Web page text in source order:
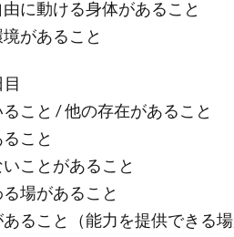
由に動ける身体があること
があること
ること / 他の存在があること
こと
いことがあること
る場があること
あること（能力を提供できる場